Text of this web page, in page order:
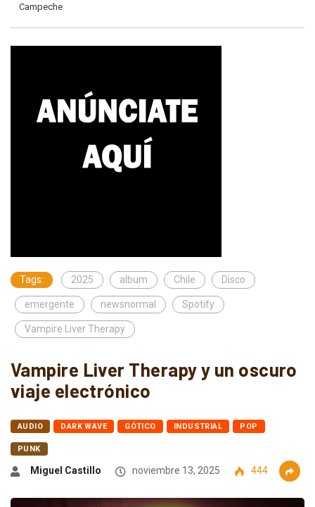
Campeche
Tags: 2025 album Chile Disco
emergente newsnormal Spotify
Vampire Liver Therapy
Vampire Liver Therapy y un oscuro
viaje electrónico
AUDIO DARK WAVE GÓTICO INDUSTRIAL POP
PUNK
Miguel Castillo noviembre 13, 2025 444